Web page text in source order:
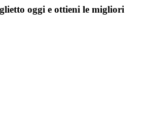
oggi e ottieni le migliori